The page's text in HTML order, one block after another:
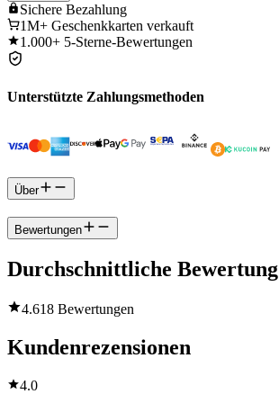
Sichere Bezahlung
1M+ Geschenkkarten verkauft
1.000+ 5-Sterne-Bewertungen
Unterstützte Zahlungsmethoden
Über
Bewertungen
Durchschnittliche Bewertung
4.618 Bewertungen
Kundenrezensionen
4.0